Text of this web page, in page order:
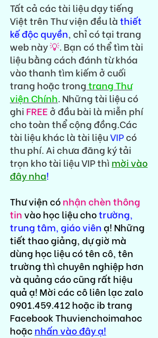
Tất cả các tài liệu dạy tiếng
Việt trên Thư viện đều làthiết
kế độc quyền, chỉ có tại trang
web này💡. Bạn có thể tìm tài
liệu bằng cách đánh từ khóa
vào thanh tìm kiếm ở cuối
trang hoặc trongtrang Thư
viện Chính. Những tài liệu có
ghi FREE ở đầu bài là miễn phí
cho toàn thể cộng đồng.Các
tài liệu khác là tài liệuVIPcó
thu phí. Ai chưa đăng ký tải
trọn kho tài liệu VIP thì mời vào
đây nha!
Thư viện cónhận chèn thông
tinvào học liệu chotrường,
trung tâm, giáo viênạ! Những
tiết thao giảng, dự giờ mà
dùng học liệu có tên cô, tên
trường thì chuyên nghiệp hơn
và quảng cáo cũng rất hiệu
quả ạ! Mời các cô liên lạc zalo
0901.459.412hoặc ib trang
Facebook Thuvienchoimahoc
hoặc nhấn vào đây ạ!